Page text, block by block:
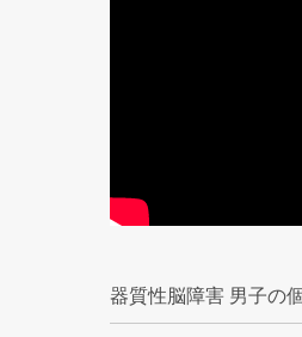
器質性脳障害 男子の